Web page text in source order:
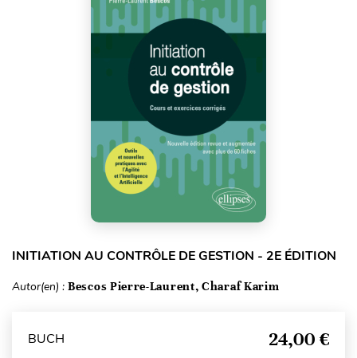
INITIATION AU CONTRÔLE DE GESTION - 2E ÉDITION
Autor(en) : Bescos Pierre-Laurent, Charaf Karim
BUCH 24,00 €